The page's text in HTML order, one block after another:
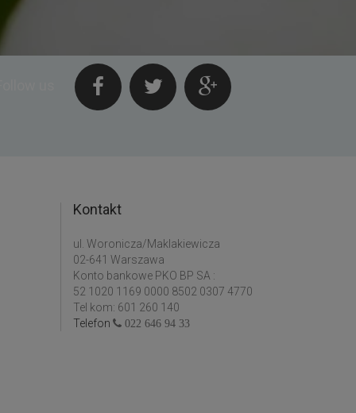
Kontakt
ul. Woronicza/Maklakiewicza
02-641 Warszawa
Konto bankowe PKO BP SA :
52 1020 1169 0000 8502 0307 4770
Tel kom: 601 260 140
Telefon
022 646 94 33